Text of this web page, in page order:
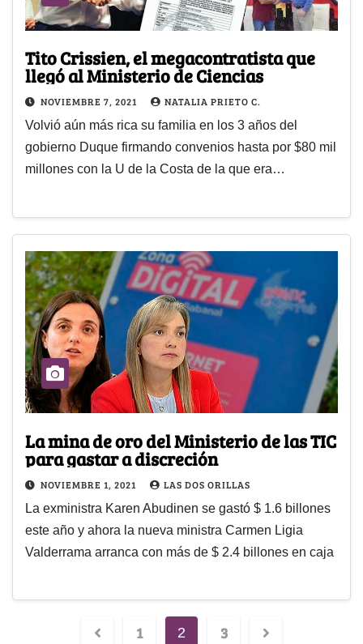
Tito Crissien, el megacontratista que
llegó al Ministerio de Ciencias
NOVIEMBRE 7, 2021 NATALIA PRIETO C.
Volvió aún más rica su familia en los 3 años del
gobierno Duque firmando convenios hasta por $80 mil
millones con la U de la Costa de la que era…
La mina de oro del Ministerio de las TIC
para gastar a discreción
NOVIEMBRE 1, 2021 LAS DOS ORILLAS
La exministra Karen Abudinen se gastó $ 1.6 billones
este año y ahora la nueva ministra Carmen Ligia
Valderrama arranca con más de $ 2.4 billones en caja
1 2 3